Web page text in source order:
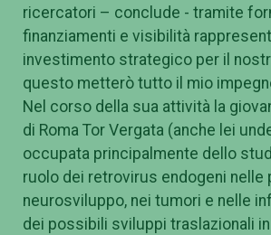
ricercatori – conclude - tramite
finanziamenti e visibilità
investimento strategico per il
questo metterò tutto il mio
Nel corso della sua attività la
di Roma Tor Vergata (anche lei
occupata principalmente dello
ruolo dei retrovirus endogeni nelle
neurosviluppo, nei tumori e nelle
dei possibili sviluppi traslazionali